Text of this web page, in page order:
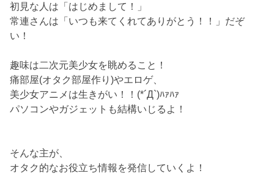
初見な人は「はじめまして！」
常連さんは「いつも来てくれてありがとう！！」だぞ
い！
趣味は二次元美少女を眺めること！
痛部屋(オタク部屋作り)やエロゲ、
美少女アニメは生きがい！！(*´Д`)ﾊｧﾊｧ
パソコンやガジェットも結構いじるよ！
そんな主が、
オタク的なお役立ち情報を発信していくよ！